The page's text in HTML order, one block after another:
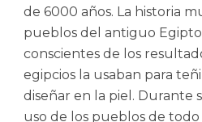
de 6000 años. La historia
pueblos del antiguo
conscientes de los
egipcios la usaban para
diseñar en la piel. Durante
uso de los pueblos de